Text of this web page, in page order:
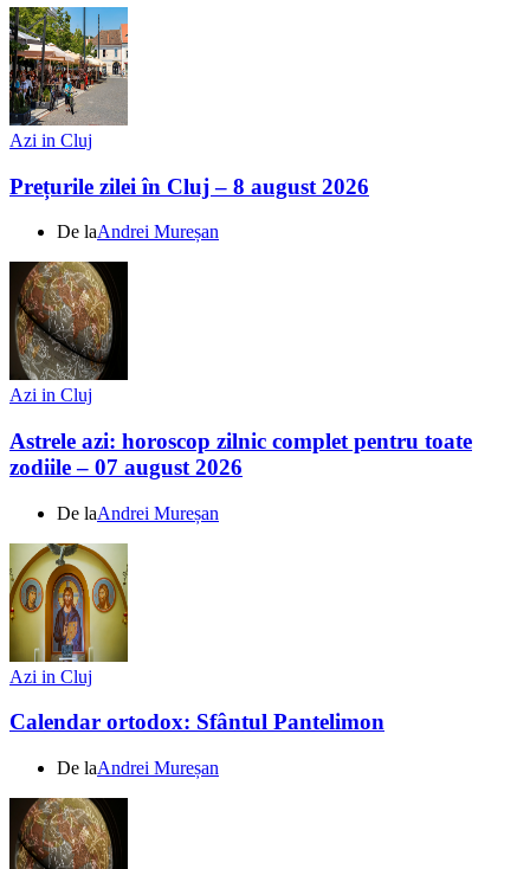
Azi in Cluj
Prețurile zilei în Cluj – 8 august 2026
De laAndrei Mureșan
Azi in Cluj
Astrele azi: horoscop zilnic complet pentru toate
zodiile – 07 august 2026
De laAndrei Mureșan
Azi in Cluj
Calendar ortodox: Sfântul Pantelimon
De laAndrei Mureșan